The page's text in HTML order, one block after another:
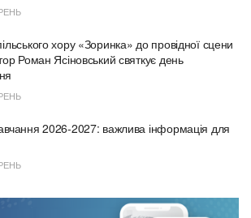
хору «Зоринка» до провідної сцени
Роман Ясіновський святкує день
2026-2027: важлива інформація для